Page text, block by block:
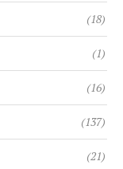
(18)
(1)
(16)
(137)
(21)